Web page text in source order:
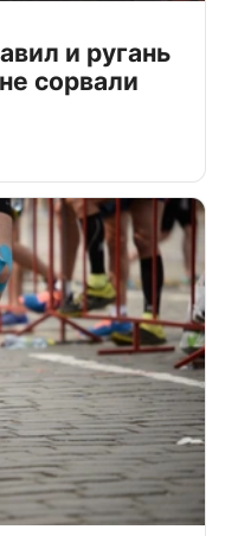
и ругань
сорвали